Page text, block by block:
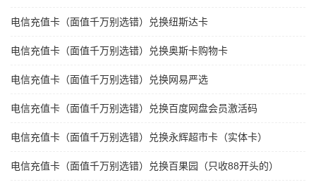
电信充值卡（面值千万别选错）兑换纽斯达卡
电信充值卡（面值千万别选错）兑换奥斯卡购物卡
电信充值卡（面值千万别选错）兑换网易严选
电信充值卡（面值千万别选错）兑换百度网盘会员激活码
电信充值卡（面值千万别选错）兑换永辉超市卡（实体卡）
电信充值卡（面值千万别选错）兑换百果园（只收88开头的）